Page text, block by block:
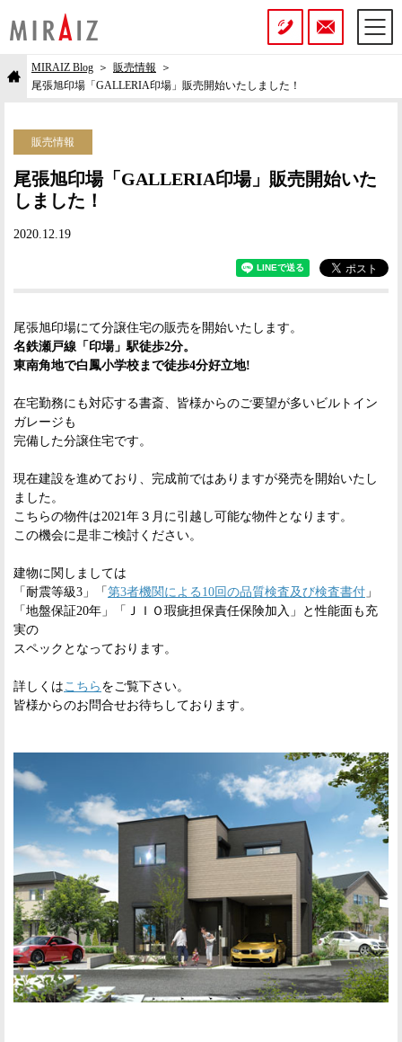
MIRAIZ Blog
販売情報
尾張旭印場「GALLERIA印場」販売開始いたしました！
販売情報
尾張旭印場「GALLERIA印場」販売開始いた
しました！
2020.12.19
尾張旭印場にて分譲住宅の販売を開始いたします。
名鉄瀬戸線「印場」駅徒歩2分。
東南角地で白鳳小学校まで徒歩4分好立地!
在宅勤務にも対応する書斎、皆様からのご要望が多いビルトイン
ガレージも
完備した分譲住宅です。
現在建設を進めており、完成前ではありますが発売を開始いたし
ました。
こちらの物件は2021年３月に引越し可能な物件となります。
この機会に是非ご検討ください。
建物に関しましては
「耐震等級3」「 第3者機関による10回の品質検査及び検査書付 」
「地盤保証20年」「ＪＩＯ瑕疵担保責任保険加入」と性能面も充
実の
スペックとなっております。
詳しくはこちら をご覧下さい。
皆様からのお問合せお待ちしております。